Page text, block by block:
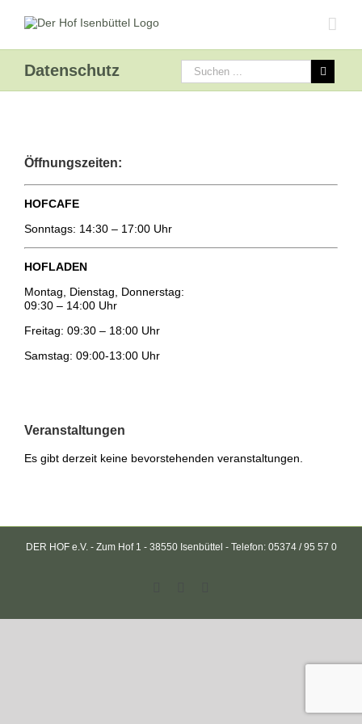
Datenschutz
Öffnungszeiten:
HOFCAFE
Sonntags: 14:30 – 17:00 Uhr
HOFLADEN
Montag, Dienstag, Donnerstag:
09:30 – 14:00 Uhr
Freitag: 09:30 – 18:00 Uhr
Samstag: 09:00-13:00 Uhr
Veranstaltungen
Es gibt derzeit keine bevorstehenden veranstaltungen.
DER HOF e.V. - Zum Hof 1 - 38550 Isenbüttel - Telefon: 05374 / 95 57 0